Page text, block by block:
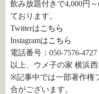
飲み放題付きで4,000円
ております。
Twitterはこちら
Instagramはこちら
電話番号：050-7576-4727
以上、ウメ子の家 横浜
※記事中では一部著作権
合がございます。